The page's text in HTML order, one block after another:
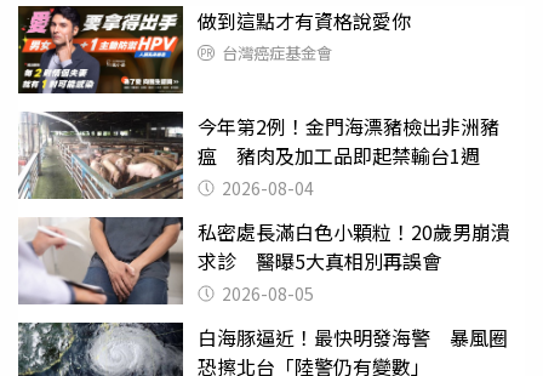
做到這點才有資格說愛你
台灣癌症基金會
今年第2例！金門海漂豬檢出非洲豬
瘟 豬肉及加工品即起禁輸台1週
2026-08-04
私密處長滿白色小顆粒！20歲男崩潰
求診 醫曝5大真相別再誤會
2026-08-05
白海豚逼近！最快明發海警 暴風圈
恐擦北台「陸警仍有變數」